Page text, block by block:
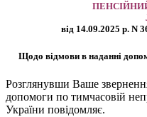
від 14.09.2025 р. N
Щодо відмови в наданні
Розглянувши Ваше
допомоги по тимчасовій
України повідомляє.